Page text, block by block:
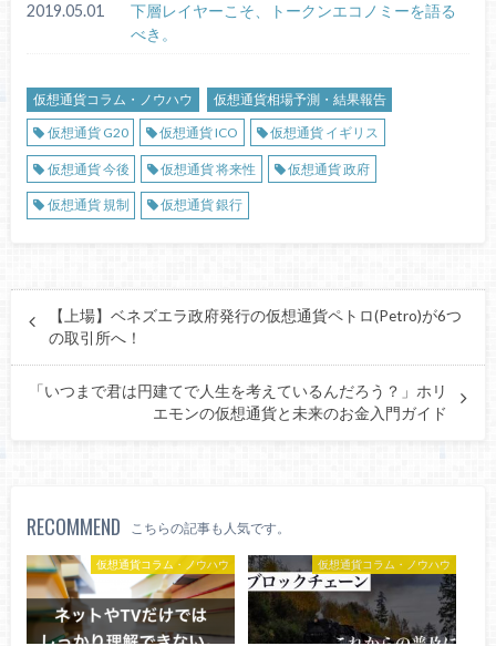
2019.05.01
下層レイヤーこそ、トークンエコノミーを語る
べき。
仮想通貨コラム・ノウハウ
仮想通貨相場予測・結果報告
仮想通貨 G20
仮想通貨 ICO 仮想通貨 イギリス
仮想通貨 今後 仮想通貨 将来性 仮想通貨 政府
仮想通貨 規制 仮想通貨 銀行
【上場】ベネズエラ政府発行の仮想通貨ペトロ(Petro)が6つ
の取引所へ！
「いつまで君は円建てで人生を考えているんだろう？」ホリ
エモンの仮想通貨と未来のお金入門ガイド
RECOMMEND こちらの記事も人気です。
仮想通貨コラム・ノウハウ 仮想通貨コラム・ノウハウ